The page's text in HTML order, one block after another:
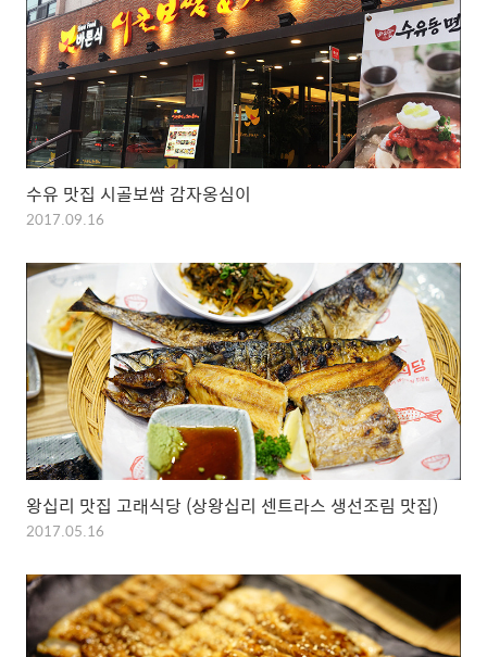
수유 맛집 시골보쌈 감자옹심이
2017.09.16
왕십리 맛집 고래식당 (상왕십리 센트라스 생선조림 맛집)
2017.05.16